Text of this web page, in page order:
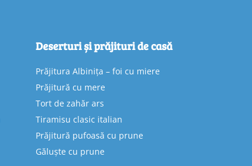
Deserturi și prăjituri de casă
Prăjitura Albinița – foi cu miere
Prăjitură cu mere
Tort de zahăr ars
Tiramisu clasic italian
Prăjitură pufoasă cu prune
Găluște cu prune